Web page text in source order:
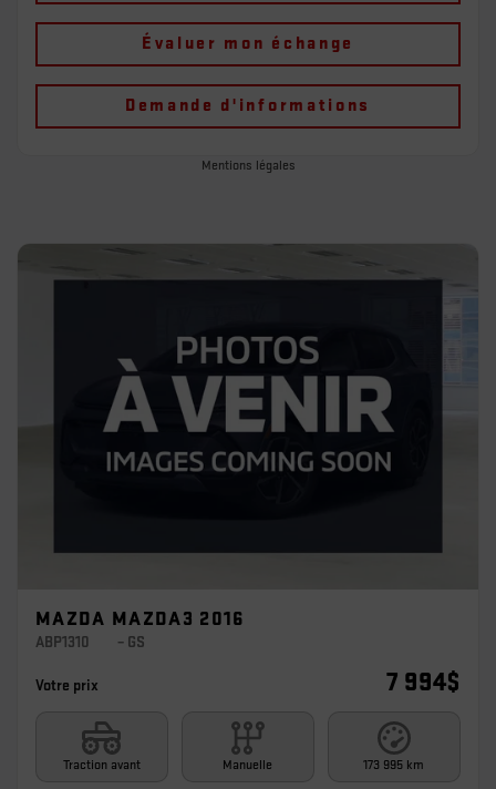
Évaluer mon échange
Demande d'informations
Mentions légales
MAZDA MAZDA3 2016
ABP1310 – GS
Votre prix 7 994$
Traction avant Manuelle 173 995 km